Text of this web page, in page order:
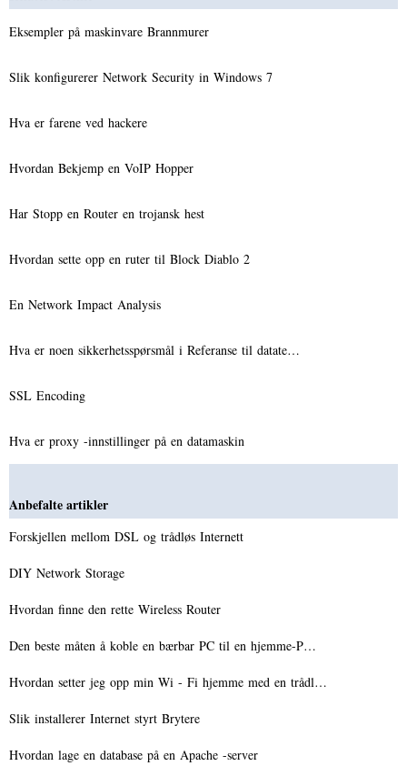
Eksempler på maskinvare Brannmurer
Slik konfigurerer Network Security in Windows 7
Hva er farene ved hackere
Hvordan Bekjemp en VoIP Hopper
Har Stopp en Router en trojansk hest
Hvordan sette opp en ruter til Block Diablo 2
En Network Impact Analysis
Hva er noen sikkerhetsspørsmål i Referanse til datate…
SSL Encoding
Hva er proxy -innstillinger på en datamaskin
Anbefalte artikler
Forskjellen mellom DSL og trådløs Internett
DIY Network Storage
Hvordan finne den rette Wireless Router
Den beste måten å koble en bærbar PC til en hjemme-P…
Hvordan setter jeg opp min Wi - Fi hjemme med en trådl…
Slik installerer Internet styrt Brytere
Hvordan lage en database på en Apache -server